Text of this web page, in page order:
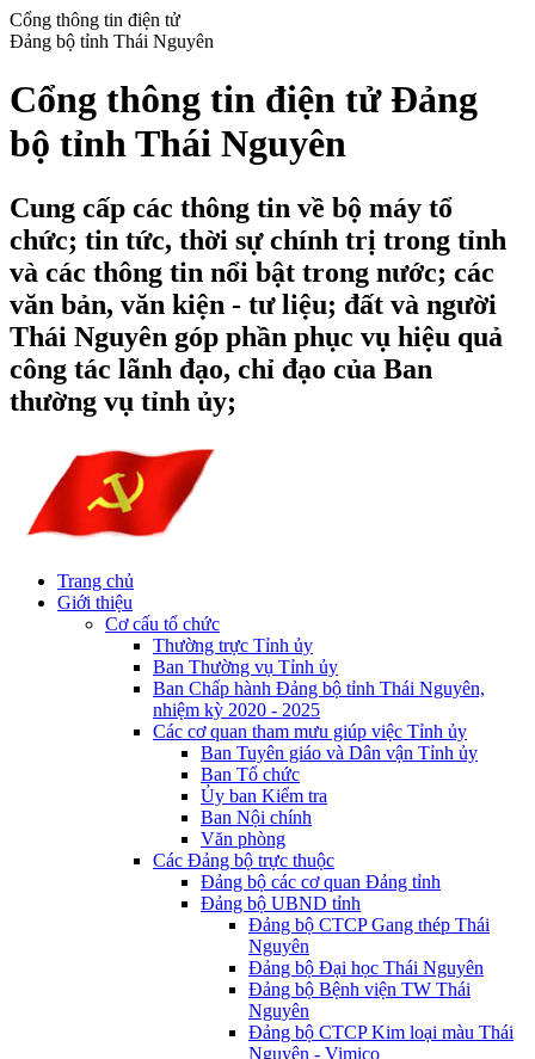
Cổng thông tin điện tử
Đảng bộ tỉnh Thái Nguyên
Cổng thông tin điện tử Đảng
bộ tỉnh Thái Nguyên
Cung cấp các thông tin về bộ máy tổ
chức; tin tức, thời sự chính trị trong tỉnh
và các thông tin nổi bật trong nước; các
văn bản, văn kiện - tư liệu; đất và người
Thái Nguyên góp phần phục vụ hiệu quả
công tác lãnh đạo, chỉ đạo của Ban
thường vụ tỉnh ủy;
Trang chủ
Giới thiệu
Cơ cấu tổ chức
Thường trực Tỉnh ủy
Ban Thường vụ Tỉnh ủy
Ban Chấp hành Đảng bộ tỉnh Thái Nguyên,
nhiệm kỳ 2020 - 2025
Các cơ quan tham mưu giúp việc Tỉnh ủy
Ban Tuyên giáo và Dân vận Tỉnh ủy
Ban Tổ chức
Ủy ban Kiểm tra
Ban Nội chính
Văn phòng
Các Đảng bộ trực thuộc
Đảng bộ các cơ quan Đảng tỉnh
Đảng bộ UBND tỉnh
Đảng bộ CTCP Gang thép Thái
Nguyên
Đảng bộ Đại học Thái Nguyên
Đảng bộ Bệnh viện TW Thái
Nguyên
Đảng bộ CTCP Kim loại màu Thái
Nguyên - Vimico